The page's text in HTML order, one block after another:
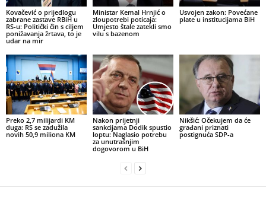
Kovačević o prijedlogu
zabrane zastave RBiH u
RS-u: Politički čin s ciljem
ponižavanja žrtava, to je
udar na mir
Ministar Kemal Hrnjić o
zloupotrebi poticaja:
Umjesto štale zatekli smo
vilu s bazenom
Usvojen zakon: Povećane
plate u institucijama BiH
Preko 2,7 milijardi KM
duga: RS se zadužila
novih 50,9 miliona KM
Nakon prijetnji
sankcijama Dodik spustio
loptu: Naglasio potrebu
za unutrašnjim
dogovorom u BiH
Nikšić: Očekujem da će
građani priznati
postignuća SDP-a